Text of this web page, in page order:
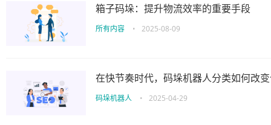
箱子码垛：提升物流效率的重要手段
所有内容 • 2025-08-09
在快节奏时代，码垛机器人分类如何改
码垛机器人 • 2025-04-29